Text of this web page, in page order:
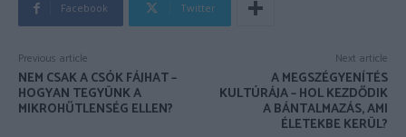
Facebook Twitter
Previous article
NEM CSAK A CSÓK FÁJHAT –
HOGYAN TEGYÜNK A
MIKROHŰTLENSÉG ELLEN?
Next article
A MEGSZÉGYENÍTÉS
KULTÚRÁJA – HOL KEZDŐDIK
A BÁNTALMAZÁS, AMI
ÉLETEKBE KERÜL?